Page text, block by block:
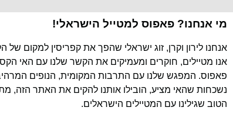
מי אנחנו? פאפוס למטייל הישראלי!
אנחנו לירון וקרן, זוג ישראלי שהפך את קפריסין למקום
אנו מטיילים, חוקרים ומעמיקים את הקשר שלנו עם האי
פאפוס. המפגש שלנו עם התרבות המקומית, הנופים
נשכחות שהאי מציע, הובילו אותנו להקים את האתר הזה,
הטוב שגילינו עם המטיילים הישראלים.